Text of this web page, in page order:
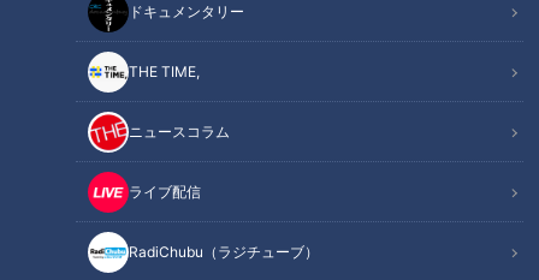
ドキュメンタリー
THE TIME,
ニュースコラム
ライブ配信
RadiChubu（ラジチューブ）
「これは勲章」4ｔの山車を担ぐ男たちの体に異変が
華やかなからくり人形の下では…人が足りずギリギリの運営
なぜ？地元出身者がほとんどいない「若宮まつり」
最大の見せ場「本八重」！地元はバラバラでも気持ちは一
「福禄寿車」を次世代へつなぐ覚悟
オススメ関連コンテンツ